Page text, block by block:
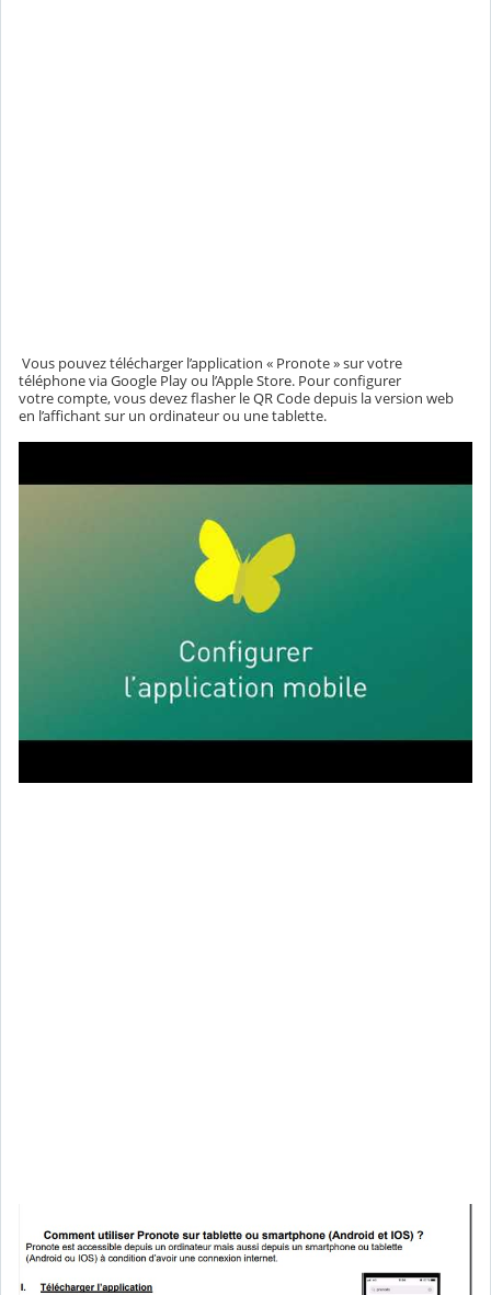
Vous pouvez télécharger l’application « Pronote » sur votre
téléphone via Google Play ou l’Apple Store. Pour configurer
votre compte, vous devez flasher le QR Code depuis la version web
en l’affichant sur un ordinateur ou une tablette.